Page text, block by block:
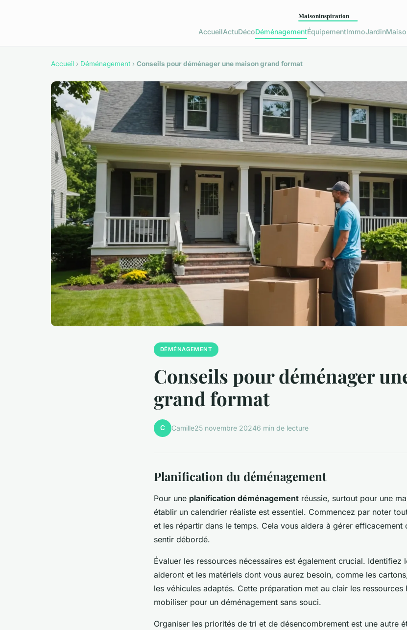
AccueilActuDécoDéménagementÉquipementImmoJardin
Accueil › Déménagement › Conseils pour déménager une maison grand format
DÉMÉNAGEMENT
Conseils pour déménager
grand format
C Camille25 novembre 20246 min de lecture
Planification du déménagement
Pour une planification déménagement réussie, surtout pour une
établir un calendrier réaliste est essentiel. Commencez par noter
et les répartir dans le temps. Cela vous aidera à gérer efficacement
sentir débordé.
Évaluer les ressources nécessaires est également crucial. Identifiez
aideront et les matériels dont vous aurez besoin, comme les
les véhicules adaptés. Cette préparation met au clair les ressources
mobiliser pour un déménagement sans souci.
Organiser les priorités de tri et de désencombrement est une autre